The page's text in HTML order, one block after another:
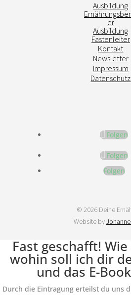
Ausbildung
er
Ausbildung
Fastenleiter
Kontakt
Newsletter
Impressum
Datenschutz
Folgen
Folgen
Folgen
© 2026 Deine
Website by
Fast geschafft!
wohin soll ich dir
und das E-
Durch die Eintragung erteilst du uns